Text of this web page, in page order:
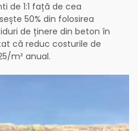
de 1:1 față de cea
50% din folosirea
de ținere din beton în
că reduc costurile de
m² anual.